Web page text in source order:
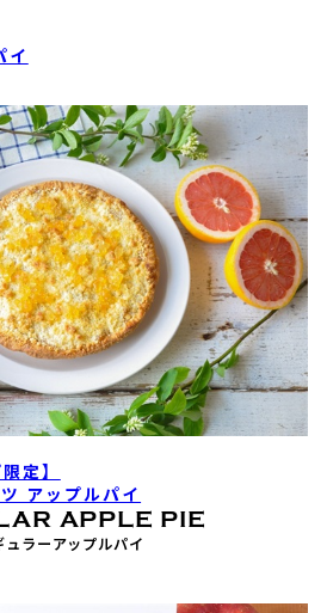
イ
定】
アップルパイ
APPLE PIE
ュラーアップルパイ